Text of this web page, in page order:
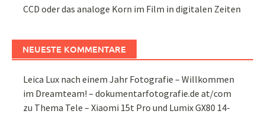
CCD oder das analoge Korn im Film in digitalen Zeiten
NEUESTE KOMMENTARE
Leica Lux nach einem Jahr Fotografie – Willkommen
im Dreamteam! – dokumentarfotografie.de at/com
zu Thema Tele – Xiaomi 15t Pro und Lumix GX80 14-